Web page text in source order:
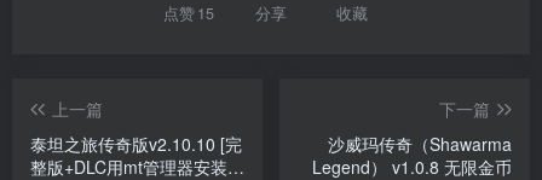
点赞15 分享 收藏
上一篇
泰坦之旅传奇版v2.10.10 [完
整版+DLC用mt管理器安装]
下一篇
沙威玛传奇（Shawarma
Legend） v1.0.8 无限金币